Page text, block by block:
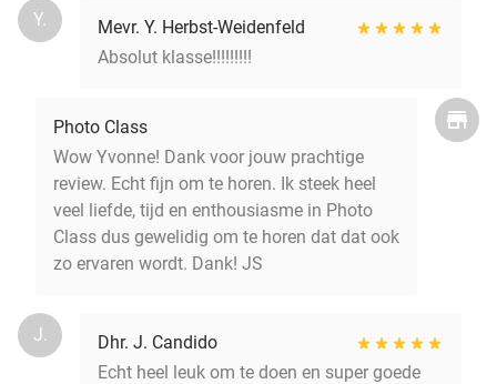
Y.
Mevr. Y. Herbst-Weidenfeld
Absolut klasse!!!!!!!!!
Photo Class
Wow Yvonne! Dank voor jouw prachtige
review. Echt fijn om te horen. Ik steek heel
veel liefde, tijd en enthousiasme in Photo
Class dus gewelidig om te horen dat dat ook
zo ervaren wordt. Dank! JS
J.
Dhr. J. Candido
Echt heel leuk om te doen en super goede